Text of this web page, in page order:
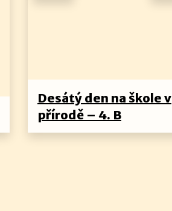
Desátý den na škole v
přírodě – 4. B